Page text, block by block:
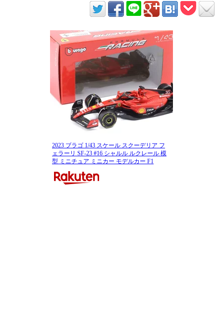
2023 ブラゴ 1/43 スケール スクーデリア フ
ェラーリ SF-23 #16 シャルル ルクレール 模
型 ミニチュア ミニカー モデルカー F1